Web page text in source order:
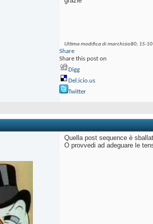
Ultima modifica di marchisio80; 15-
Share
Share this post on
Digg
Del.icio.us
Twitter
Quella post sequence è
O provvedi ad adeguare le